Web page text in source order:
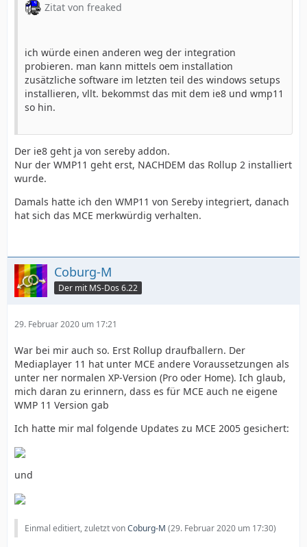
Zitat von freaked
ich würde einen anderen weg der integration
probieren. man kann mittels oem installation
zusätzliche software im letzten teil des windows setups
installieren, vllt. bekommst das mit dem ie8 und wmp11
so hin.
Der ie8 geht ja von sereby addon.
Nur der WMP11 geht erst, NACHDEM das Rollup 2 installiert
wurde.
Damals hatte ich den WMP11 von Sereby integriert, danach
hat sich das MCE merkwürdig verhalten.
Coburg-M
Der mit MS-Dos 6.22
29. Februar 2020 um 17:21
War bei mir auch so. Erst Rollup draufballern. Der
Mediaplayer 11 hat unter MCE andere Voraussetzungen als
unter ner normalen XP-Version (Pro oder Home). Ich glaub,
mich daran zu erinnern, dass es für MCE auch ne eigene
WMP 11 Version gab
Ich hatte mir mal folgende Updates zu MCE 2005 gesichert:
und
Einmal editiert, zuletzt vonCoburg-M (29. Februar 2020 um 17:30)